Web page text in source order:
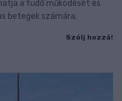
a tüdő működését és
betegek számára.
Szólj hozzá!